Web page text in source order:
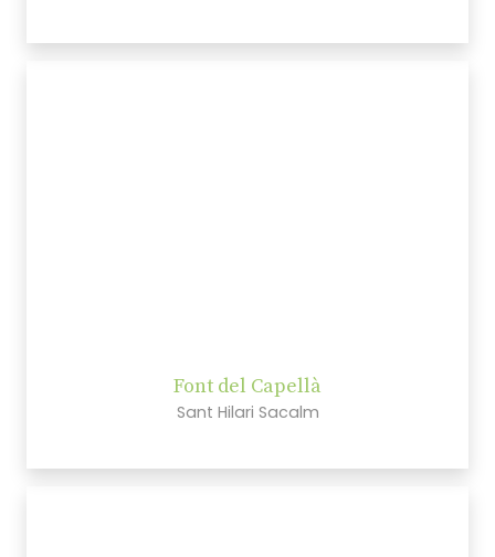
Font del Capellà
Sant Hilari Sacalm